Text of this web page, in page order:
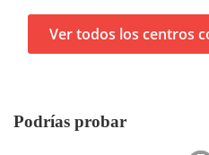
Ver todos los centros
Podrías probar